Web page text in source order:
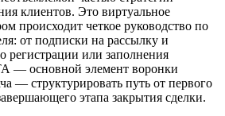
клиентов. Это виртуальное
происходит четкое руководство по
от подписки на рассылку и
регистрации или заполнения
— основной элемент воронки
— структурировать путь от первого
этапа закрытия сделки.